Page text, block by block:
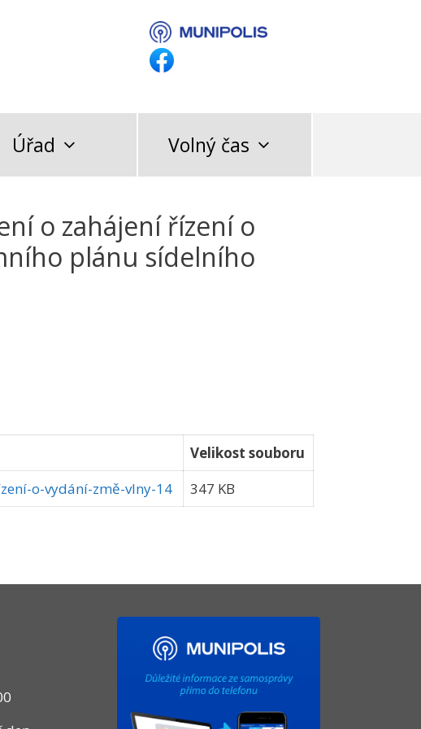
Úřad Volný čas
o zahájení řízení o
plánu sídelního
Velikost souboru
o-vydání-změ-vlny-14 347 KB